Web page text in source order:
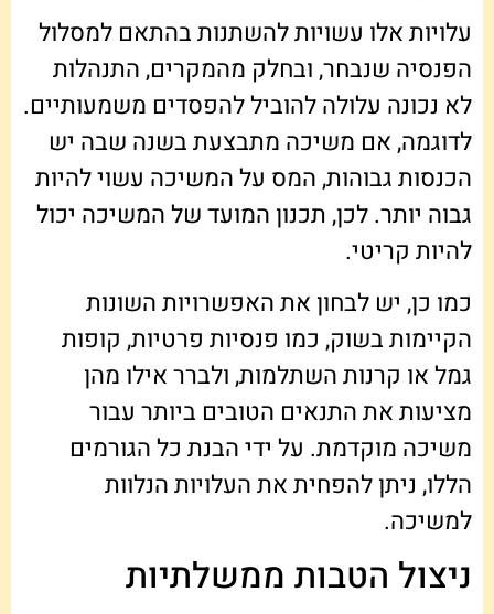
עלויות אלו עשויות להשתנות בהתאם למסלול
הפנסיה שנבחר, ובחלק מהמקרים, התנהלות
לא נכונה עלולה להוביל להפסדים משמעותיים.
לדוגמה, אם משיכה מתבצעת בשנה שבה יש
הכנסות גבוהות, המס על המשיכה עשוי להיות
גבוה יותר. לכן, תכנון המועד של המשיכה יכול
להיות קריטי.
כמו כן, יש לבחון את האפשרויות השונות
הקיימות בשוק, כמו פנסיות פרטיות, קופות
גמל או קרנות השתלמות, ולברר אילו מהן
מציעות את התנאים הטובים ביותר עבור
משיכה מוקדמת. על ידי הבנת כל הגורמים
הללו, ניתן להפחית את העלויות הנלוות
למשיכה.
ניצול הטבות ממשלתיות